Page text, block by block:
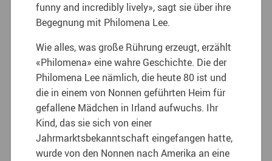
funny and incredibly lively», sagt sie über ihre
Begegnung mit Philomena Lee.
Wie alles, was große Rührung erzeugt, erzählt
«Philomena» eine wahre Geschichte. Die der
Philomena Lee nämlich, die heute 80 ist und
die in einem von Nonnen geführten Heim für
gefallene Mädchen in Irland aufwuchs. Ihr
Kind, das sie sich von einer
Jahrmarktsbekanntschaft eingefangen hatte,
wurde von den Nonnen nach Amerika an eine